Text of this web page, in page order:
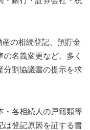
の相続登記、預貯金
名義変更など、多く
分割協議書の提示を求
・各相続人の戸籍類等
は登記原因を証する書